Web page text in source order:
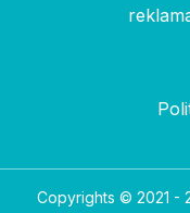
Copyrights © 2021 -